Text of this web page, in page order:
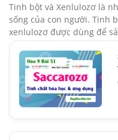
Tinh bột và Xenlulozơ là
sống của con người. Tinh
xenlulozơ được dùng để